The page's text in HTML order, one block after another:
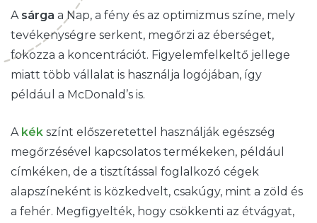
Asárga a Nap, a fény és az optimizmus színe, mely
tevékenységre serkent, megőrzi az éberséget,
fokozza a koncentrációt. Figyelemfelkeltő jellege
miatt több vállalat is használja logójában, így
például a McDonald’s is.
A kék színt előszeretettel használják egészség
megőrzésével kapcsolatos termékeken, például
címkéken, de a tisztítással foglalkozó cégek
alapszíneként is közkedvelt, csakúgy, mint a zöld és
a fehér. Megfigyelték, hogy csökkenti az étvágyat,